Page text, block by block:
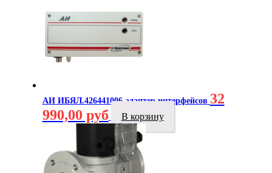
АИ ИБЯЛ.426441006 адаптер интерфейсов 32
990,00 руб В корзину